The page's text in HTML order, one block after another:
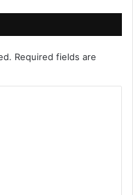
Required fields are